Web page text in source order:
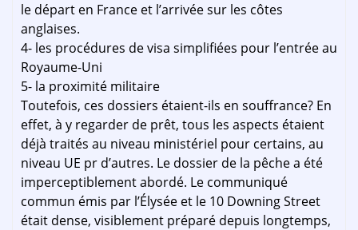
le départ en France et l’arrivée sur les côtes
anglaises.
4- les procédures de visa simplifiées pour l’entrée au
Royaume-Uni
5- la proximité militaire
Toutefois, ces dossiers étaient-ils en souffrance? En
effet, à y regarder de prêt, tous les aspects étaient
déjà traités au niveau ministériel pour certains, au
niveau UE pr d’autres. Le dossier de la pêche a été
imperceptiblement abordé. Le communiqué
commun émis par l’Élysée et le 10 Downing Street
était dense, visiblement préparé depuis longtemps,